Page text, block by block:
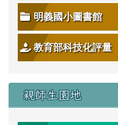
明義國小圖書館
教育部科技化評量
親師生園地